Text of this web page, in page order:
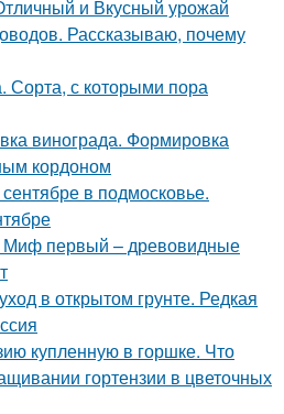
и Вкусный урожай
Рассказываю, почему
Сорта, с которыми пора
винограда. Формировка
кордоном
в подмосковье.
Миф первый – древовидные
в открытом грунте. Редкая
купленную в горшке. Что
гортензии в цветочных